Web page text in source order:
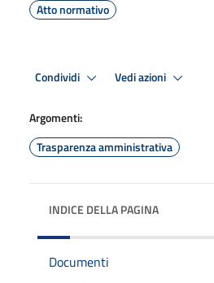
Atto normativo
Condividi Vedi azioni
Argomenti:
Trasparenza amministrativa
INDICE DELLA PAGINA
Documenti